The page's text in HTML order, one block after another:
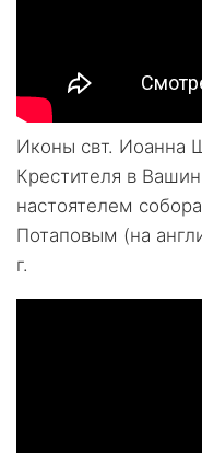
Иконы свт. Иоанна
Крестителя в
настоятелем
Потаповым (на
г.